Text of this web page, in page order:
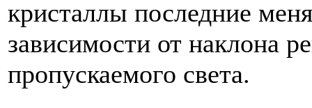
кристаллы последние
зависимости от наклона
пропускаемого света.